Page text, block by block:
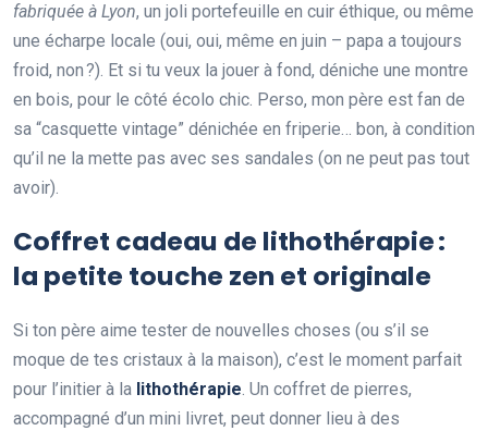
fabriquée à Lyon, un joli portefeuille en cuir éthique, ou même
une écharpe locale (oui, oui, même en juin – papa a toujours
froid, non ?). Et si tu veux la jouer à fond, déniche une montre
en bois, pour le côté écolo chic. Perso, mon père est fan de
sa “casquette vintage” dénichée en friperie… bon, à condition
qu’il ne la mette pas avec ses sandales (on ne peut pas tout
avoir).
Coffret cadeau de lithothérapie :
la petite touche zen et originale
Si ton père aime tester de nouvelles choses (ou s’il se
moque de tes cristaux à la maison), c’est le moment parfait
pour l’initier à la lithothérapie. Un coffret de pierres,
accompagné d’un mini livret, peut donner lieu à des